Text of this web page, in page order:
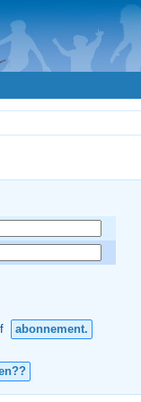
abonnement.